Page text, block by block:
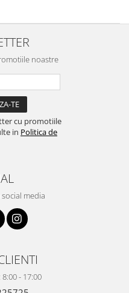
noastre
cu promotiile
in Politica de
media
- 17:00